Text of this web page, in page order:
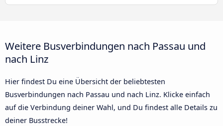
Weitere Busverbindungen nach Passau und
nach Linz
Hier findest Du eine Übersicht der beliebtesten
Busverbindungen nach Passau und nach Linz. Klicke einfach
auf die Verbindung deiner Wahl, und Du findest alle Details zu
deiner Busstrecke!